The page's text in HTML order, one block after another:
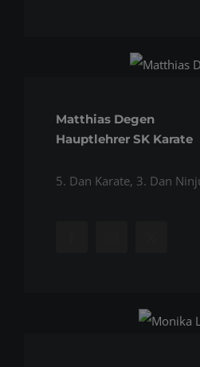
Matthias Degen
Hauptlehrer SK Karate
5. Dan Karate, 3. Dan